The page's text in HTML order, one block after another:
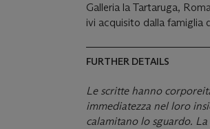
Galleria la Tartaruga,
ivi acquisito dalla famiglia
FURTHER DETAILS
Le scritte hanno
immediatezza nel loro
calamitano lo sguardo.